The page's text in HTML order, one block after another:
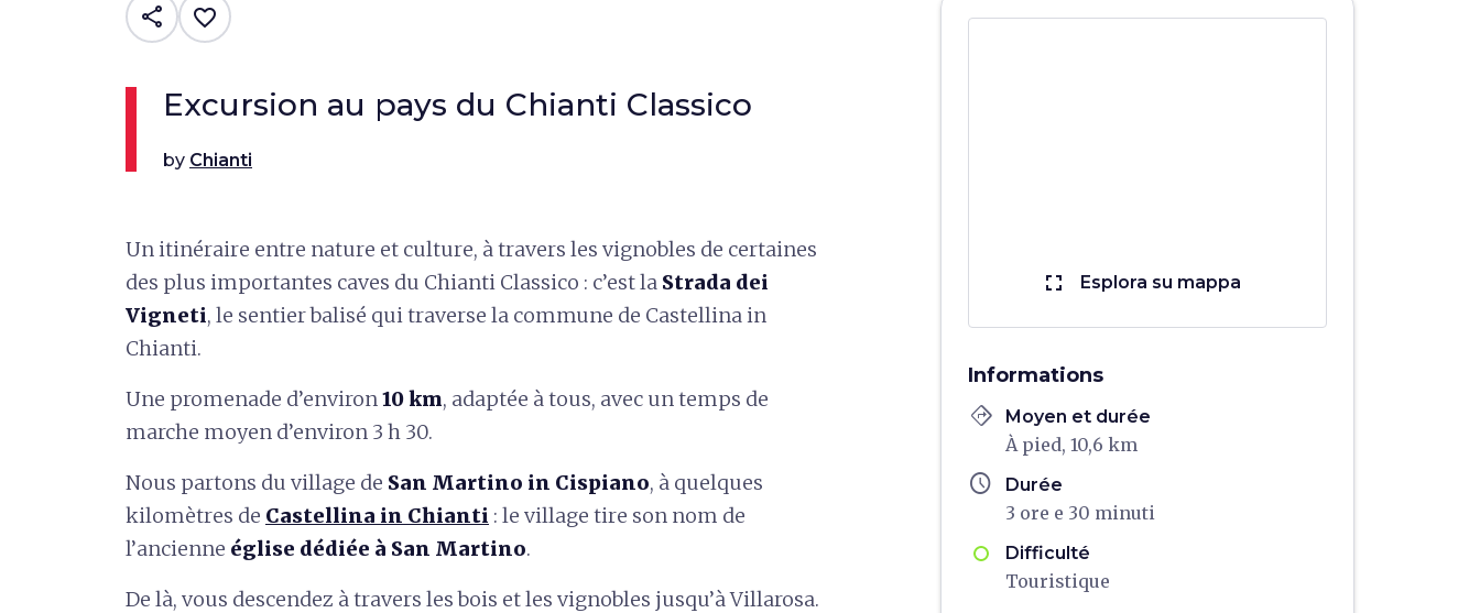
share favorite_border
Excursion au pays du Chianti Classico
by Chianti
Un itinéraire entre nature et culture, à travers les vignobles de certaines
des plus importantes caves du Chianti Classico : c’est la Strada dei
Vigneti, le sentier balisé qui traverse la commune de Castellina in
Chianti.
Une promenade d’environ10 km, adaptée à tous, avec un temps de
marche moyen d’environ 3 h 30.
Nous partons du village de San Martino in Cispiano, à quelques
kilomètres de Castellina in Chianti : le village tire son nom de
l’ancienne église dédiée à San Martino.
De là, vous descendez à travers les bois et les vignobles jusqu’à Villarosa.
fullscreen Esplora su mappa
Informations
directions Moyen et durée
À pied, 10,6 km
schedule Durée
3 ore e 30 minuti
Difficulté
Touristique